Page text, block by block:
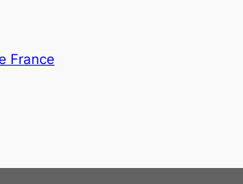
France